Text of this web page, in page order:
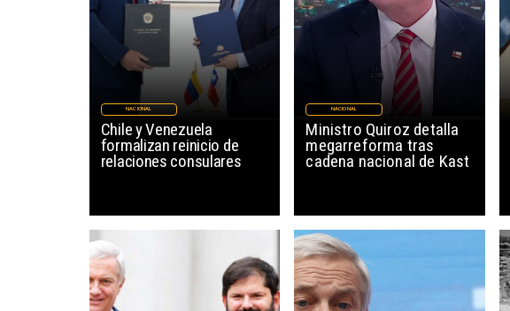
Chile y Venezuela
formalizan reinicio de
relaciones consulares
NACIONAL
Ministro Quiroz detalla
megarreforma tras
cadena nacional de Kast
NACIONAL